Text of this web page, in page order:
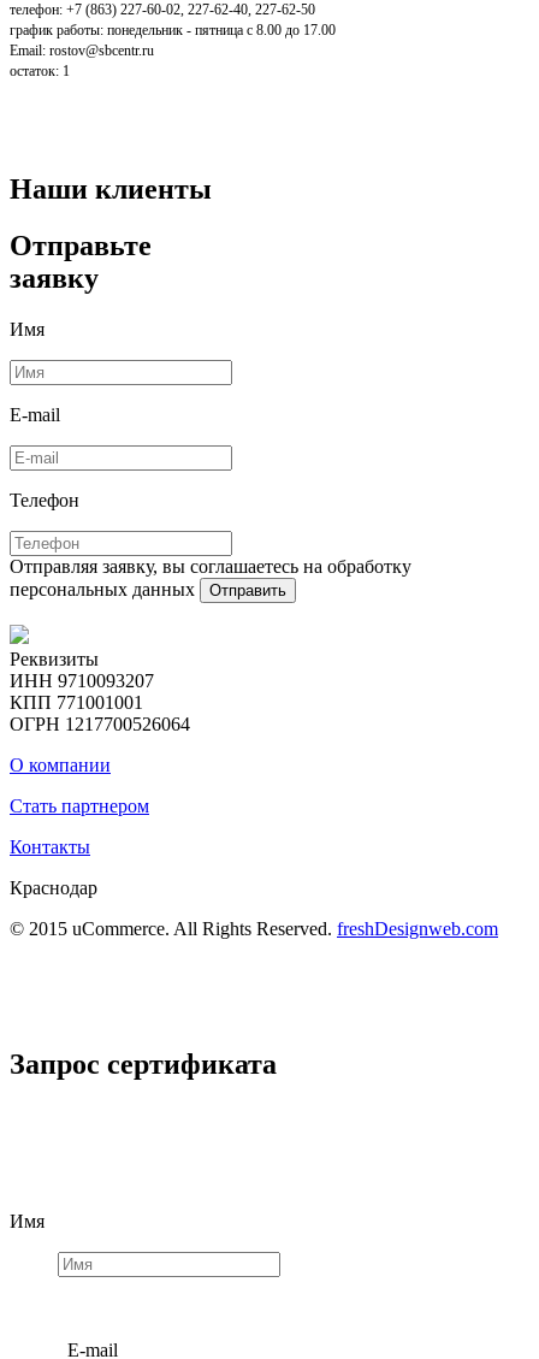
телефон: +7 (863) 227-60-02, 227-62-40, 227-62-50
график работы: понедельник - пятница с 8.00 до 17.00
Email: rostov@sbcentr.ru
остаток: 1
Наши клиенты
Отправьте
заявку
Имя
E-mail
Телефон
Отправляя заявку, вы соглашаетесь на обработку
персональных данных
Отправить
Реквизиты
ИНН 9710093207
КПП 771001001
ОГРН 1217700526064
О компании
Стать партнером
Контакты
Краснодар
© 2015 uCommerce. All Rights Reserved. freshDesignweb.com
Запрос сертификата
Имя
E-mail